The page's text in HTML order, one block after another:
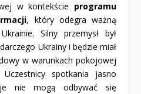
w kontekście programu
, który odegra ważną
Silny przemysł był
Ukrainy i będzie miał
w warunkach pokojowej
spotkania jasno
nie mogą odbywać się